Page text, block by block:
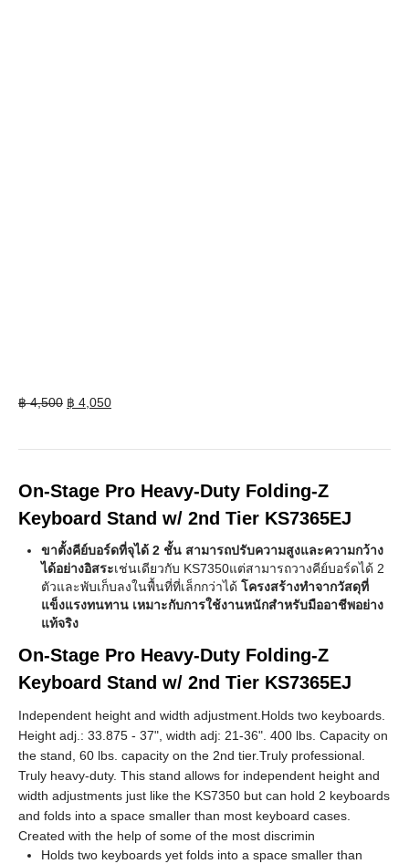
฿4,500 Original
฿ 4,050Current
On-Stage Pro Heavy-Duty Folding-Z
Keyboard Stand w/ 2nd Tier KS7365EJ
ขาตั้งคีย์บอร์ดที่จุได้ 2 ชั้น สามารถปรับความสูงและความกว้าง
ได้อย่างอิสระเช่นเดียวกับ KS7350แต่สามารถวางคีย์บอร์ดได้ 2
ตัวและพับเก็บลงในพื้นที่ที่เล็กกว่าได้ โครงสร้างทำจากวัสดุที่
แข็งแรงทนทาน เหมาะกับการใช้งานหนักสำหรับมืออาชีพอย่าง
แท้จริง
On-Stage Pro Heavy-Duty Folding-Z
Keyboard Stand w/ 2nd Tier KS7365EJ
Independent height and width adjustment.Holds two keyboards.
Height adj.: 33.875 - 37", width adj: 21-36". 400 lbs. Capacity on
the stand, 60 lbs. capacity on the 2nd tier.Truly professional.
Truly heavy-duty. This stand allows for independent height and
width adjustments just like the KS7350 but can hold 2 keyboards
and folds into a space smaller than most keyboard cases.
Created with the help of some of the most discrimin
Holds two keyboards yet folds into a space smaller than